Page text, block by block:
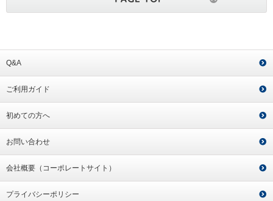
Q&A
ご利用ガイド
初めての方へ
お問い合わせ
会社概要（コーポレートサイト）
プライバシーポリシー